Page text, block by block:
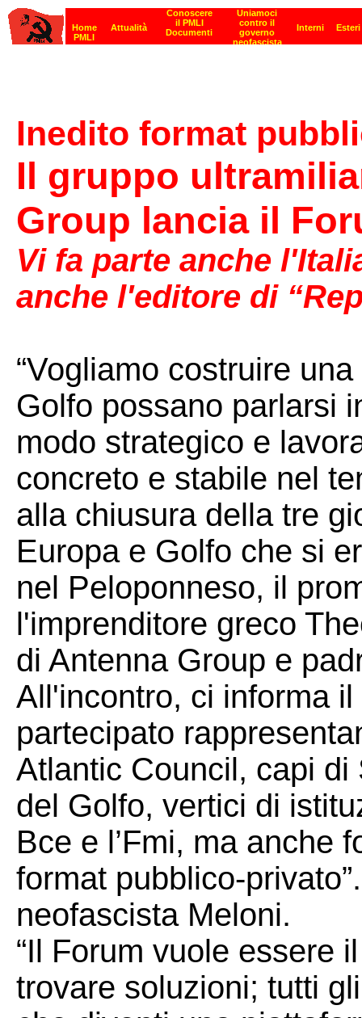
Inedito format
Il gruppo
Group lancia il
Vi fa parte anche
anche l'editore di
“Vogliamo costruire
Golfo possano parlarsi
modo strategico e
concreto e stabile nel
alla chiusura della tre
Europa e Golfo che si
nel Peloponneso, il
l'imprenditore greco
di Antenna Group e
All'incontro, ci informa
partecipato
Atlantic Council, capi
del Golfo, vertici di
Bce e l’Fmi, ma anche
format pubblico-
neofascista Meloni.
“Il Forum vuole essere
trovare soluzioni; tutti